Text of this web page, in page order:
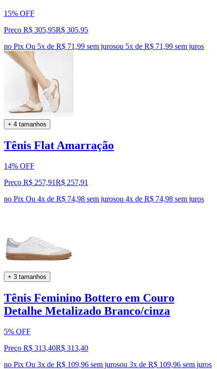
15% OFF
Preço R$ 305,95R$ 305,95
no Pix Ou 5x de R$ 71,99 sem jurosou 5x de R$ 71,99 sem juros
+ 4 tamanhos
Tênis Flat Amarração
14% OFF
Preço R$ 257,91R$ 257,91
no Pix Ou 4x de R$ 74,98 sem jurosou 4x de R$ 74,98 sem juros
+ 3 tamanhos
Tênis Feminino Bottero em Couro
Detalhe Metalizado Branco/cinza
5% OFF
Preço R$ 313,40R$ 313,40
no Pix Ou 3x de R$ 109,96 sem jurosou 3x de R$ 109,96 sem juros